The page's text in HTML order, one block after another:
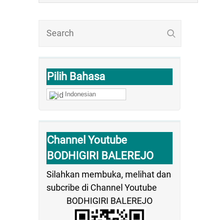
Pilih Bahasa
Indonesian
Channel Youtube
BODHIGIRI BALEREJO
Silahkan membuka, melihat dan
subcribe di Channel Youtube
BODHIGIRI BALEREJO